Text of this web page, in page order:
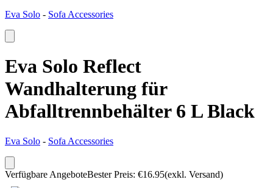
Eva Solo - Sofa Accessories
Eva Solo Reflect
Wandhalterung für
Abfalltrennbehälter 6 L Black
Eva Solo - Sofa Accessories
Verfügbare AngeboteBester Preis: €16.95(exkl. Versand)